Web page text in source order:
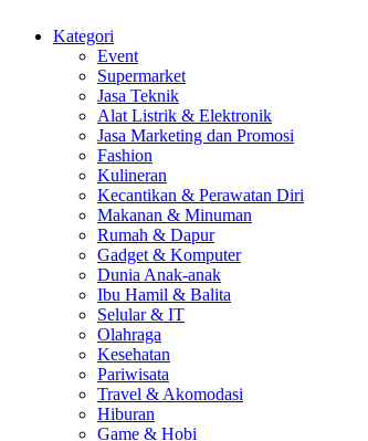
Kategori
Event
Supermarket
Jasa Teknik
Alat Listrik & Elektronik
Jasa Marketing dan Promosi
Fashion
Kulineran
Kecantikan & Perawatan Diri
Makanan & Minuman
Rumah & Dapur
Gadget & Komputer
Dunia Anak-anak
Ibu Hamil & Balita
Selular & IT
Olahraga
Kesehatan
Pariwisata
Travel & Akomodasi
Hiburan
Game & Hobi